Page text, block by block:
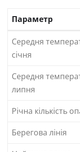
Параметр
Середня
січня
Середня
липня
Річна кількість
Берегова лінія